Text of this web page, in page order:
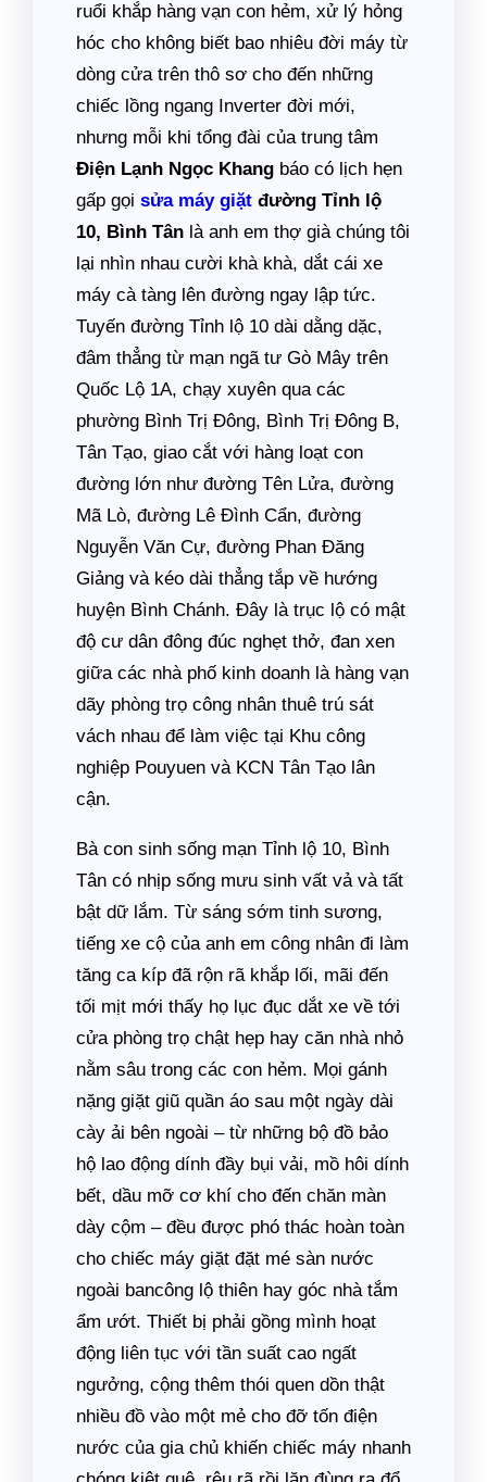
ruổi khắp hàng vạn con hẻm, xử lý hỏng
hóc cho không biết bao nhiêu đời máy từ
dòng cửa trên thô sơ cho đến những
chiếc lồng ngang Inverter đời mới,
nhưng mỗi khi tổng đài của trung tâm
Điện Lạnh Ngọc Khang báo có lịch hẹn
gấp gọi sửa máy giặt đường Tỉnh lộ
10, Bình Tân là anh em thợ già chúng tôi
lại nhìn nhau cười khà khà, dắt cái xe
máy cà tàng lên đường ngay lập tức.
Tuyến đường Tỉnh lộ 10 dài dằng dặc,
đâm thẳng từ mạn ngã tư Gò Mây trên
Quốc Lộ 1A, chạy xuyên qua các
phường Bình Trị Đông, Bình Trị Đông B,
Tân Tạo, giao cắt với hàng loạt con
đường lớn như đường Tên Lửa, đường
Mã Lò, đường Lê Đình Cẩn, đường
Nguyễn Văn Cự, đường Phan Đăng
Giảng và kéo dài thẳng tắp về hướng
huyện Bình Chánh. Đây là trục lộ có mật
độ cư dân đông đúc nghẹt thở, đan xen
giữa các nhà phố kinh doanh là hàng vạn
dãy phòng trọ công nhân thuê trú sát
vách nhau để làm việc tại Khu công
nghiệp Pouyuen và KCN Tân Tạo lân
cận.
Bà con sinh sống mạn Tỉnh lộ 10, Bình
Tân có nhịp sống mưu sinh vất vả và tất
bật dữ lắm. Từ sáng sớm tinh sương,
tiếng xe cộ của anh em công nhân đi làm
tăng ca kíp đã rộn rã khắp lối, mãi đến
tối mịt mới thấy họ lục đục dắt xe về tới
cửa phòng trọ chật hẹp hay căn nhà nhỏ
nằm sâu trong các con hẻm. Mọi gánh
nặng giặt giũ quần áo sau một ngày dài
cày ải bên ngoài – từ những bộ đồ bảo
hộ lao động dính đầy bụi vải, mồ hôi dính
bết, dầu mỡ cơ khí cho đến chăn màn
dày cộm – đều được phó thác hoàn toàn
cho chiếc máy giặt đặt mé sàn nước
ngoài bancông lộ thiên hay góc nhà tắm
ẩm ướt. Thiết bị phải gồng mình hoạt
động liên tục với tần suất cao ngất
ngưởng, cộng thêm thói quen dồn thật
nhiều đồ vào một mẻ cho đỡ tốn điện
nước của gia chủ khiến chiếc máy nhanh